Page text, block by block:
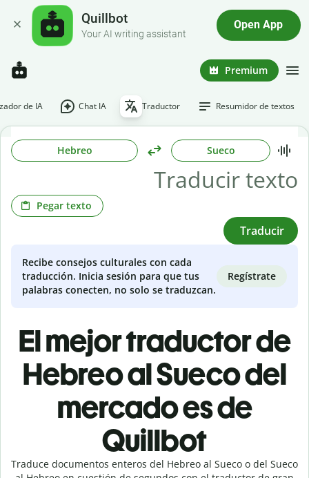
Quillbot
Your AI writing assistant
Open App
Premium
de IA Chat IA Traductor Resumidor de textos
Hebreo Sueco
Pegar texto
Traducir
Recibe consejos culturales con cada
traducción. Inicia sesión para que tus
palabras conecten, no solo se traduzcan.
Regístrate
El mejor traductor de
Hebreo al Sueco del
mercado es de
Quillbot
Traduce documentos enteros del Hebreo al Sueco o del Sueco